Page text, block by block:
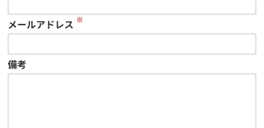
メールアドレス ※
備考